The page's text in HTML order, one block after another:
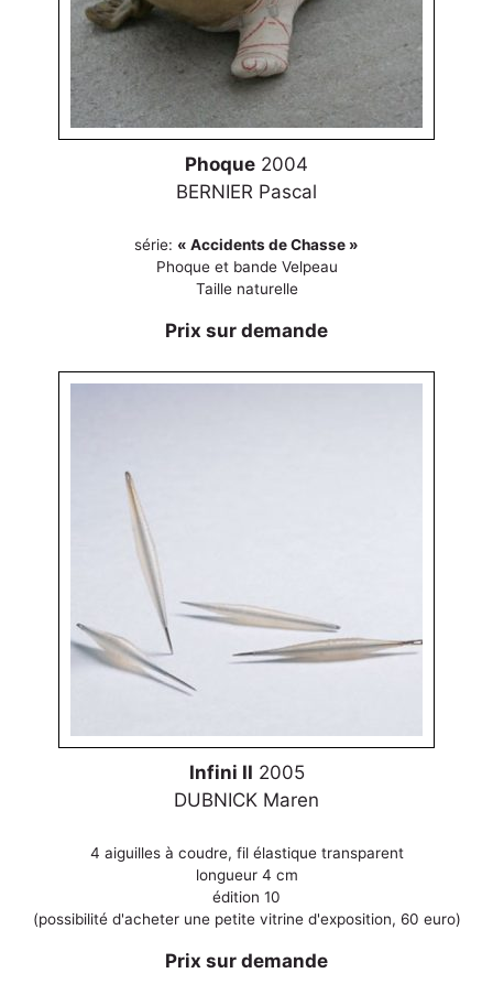
Phoque 2004
BERNIER Pascal
série: « Accidents de Chasse »
Phoque et bande Velpeau
Taille naturelle
Prix sur demande
Infini II 2005
DUBNICK Maren
4 aiguilles à coudre, fil élastique transparent
longueur 4 cm
édition 10
(possibilité d'acheter une petite vitrine d'exposition, 60 euro)
Prix sur demande